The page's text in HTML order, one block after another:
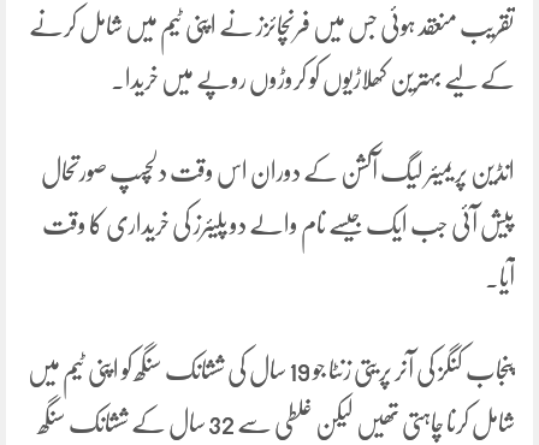
تقریب منعقد ہوئی جس میں فرنچائزز نے اپنی ٹیم میں شامل کرنے
کے لیے بہترین کھلاڑیوں کو کروڑوں روپے میں خریدا۔
انڈین پریمیئر لیگ آکشن کے دوران اس وقت دلچسپ صورتحال
پیش آئی جب ایک جیسے نام والے دو پلیئرز کی خریداری کا وقت
آیا۔
پنجاب کنگز کی آنر پریتی زنٹا جو 19 سال کی ششانک سنگھ کو اپنی ٹیم میں
شامل کرنا چاہتی تھیں لیکن غلطی سے 32 سال کے ششانک سنگھ